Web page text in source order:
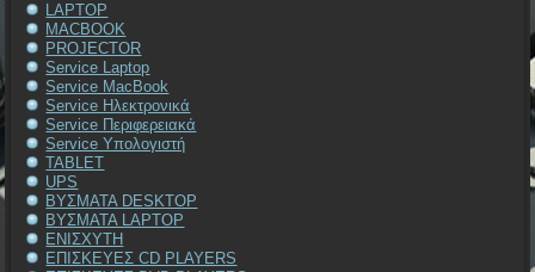
LAPTOP
MACBOOK
PROJECTOR
Service Laptop
Service MacBook
Service Ηλεκτρονικά
Service Περιφερειακά
Service Υπολογιστή
TABLET
UPS
ΒΥΣΜΑΤΑ DESKTOP
ΒΥΣΜΑΤΑ LAPTOP
ΕΝΙΣΧΥΤΗ
ΕΠΙΣΚΕΥΕΣ CD PLAYERS